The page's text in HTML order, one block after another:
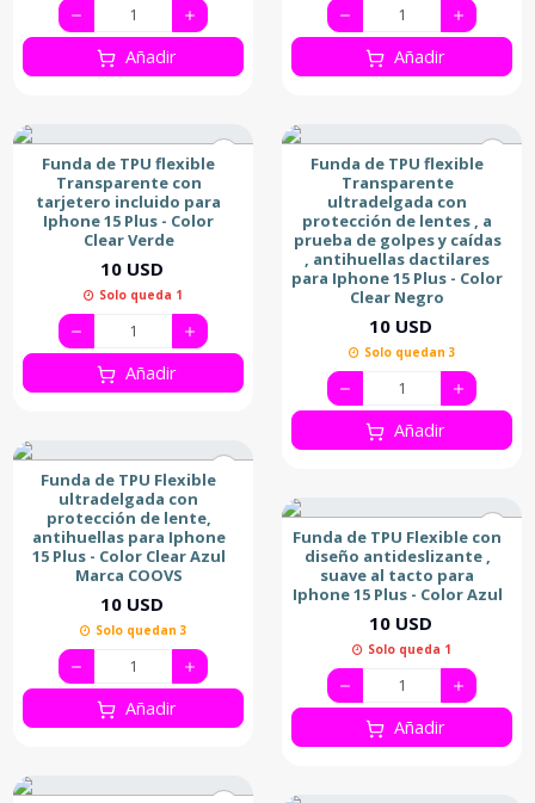
Añadir
Funda de TPU flexible
Transparente con
tarjetero incluido para
Iphone 15 Plus - Color
Clear Verde
10 USD
Solo queda 1
Añadir
Funda de TPU Flexible
ultradelgada con
protección de lente,
antihuellas para Iphone
15 Plus - Color Clear Azul
Marca COOVS
10 USD
Solo quedan 3
Añadir
Añadir
Funda de TPU flexible
Transparente
ultradelgada con
protección de lentes , a
prueba de golpes y caídas
, antihuellas dactilares
para Iphone 15 Plus - Color
Clear Negro
10 USD
Solo quedan 3
Añadir
Funda de TPU Flexible con
diseño antideslizante ,
suave al tacto para
Iphone 15 Plus - Color Azul
10 USD
Solo queda 1
Añadir